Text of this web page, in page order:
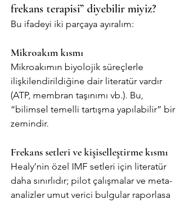
frekans terapisi” diyebilir miyiz?
Bu ifadeyi iki parçaya ayıralım:
Mikroakım kısmı
Mikroakımın biyolojik süreçlerle
ilişkilendirildiğine dair literatür vardır
(ATP, membran taşınımı vb.). Bu,
“bilimsel temelli tartışma yapılabilir” bir
zemindir.
Frekans setleri ve kişiselleştirme kısmı
Healy’nin özel IMF setleri için literatür
daha sınırlıdır; pilot çalışmalar ve meta-
analizler umut verici bulgular raporlasa